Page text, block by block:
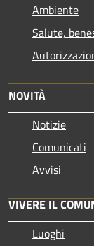
Ambiente
Salute,
NOVITÀ
Notizie
Comunicati
Avvisi
VIVERE IL
Luoghi